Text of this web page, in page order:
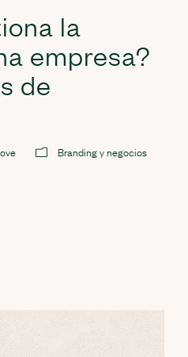
la
empresa?
de
Branding y negocios